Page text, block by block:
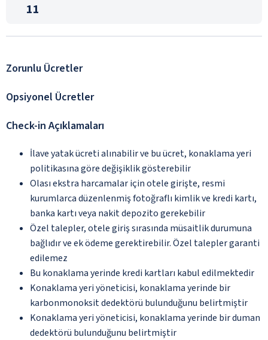
11
Zorunlu Ücretler
Opsiyonel Ücretler
Check-in Açıklamaları
İlave yatak ücreti alınabilir ve bu ücret, konaklama yeri
politikasına göre değişiklik gösterebilir
Olası ekstra harcamalar için otele girişte, resmi
kurumlarca düzenlenmiş fotoğraflı kimlik ve kredi kartı,
banka kartı veya nakit depozito gerekebilir
Özel talepler, otele giriş sırasında müsaitlik durumuna
bağlıdır ve ek ödeme gerektirebilir. Özel talepler garanti
edilemez
Bu konaklama yerinde kredi kartları kabul edilmektedir
Konaklama yeri yöneticisi, konaklama yerinde bir
karbonmonoksit dedektörü bulunduğunu belirtmiştir
Konaklama yeri yöneticisi, konaklama yerinde bir duman
dedektörü bulunduğunu belirtmiştir